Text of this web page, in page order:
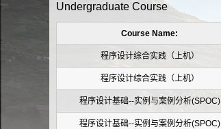
Undergraduate Course
Course Name:
程序设计综合实践（上机）
程序设计综合实践（上机）
程序设计基础--实例与案例分析(SPOC)
程序设计基础--实例与案例分析(SPOC)